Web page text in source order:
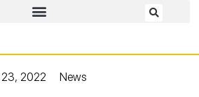
2022 News